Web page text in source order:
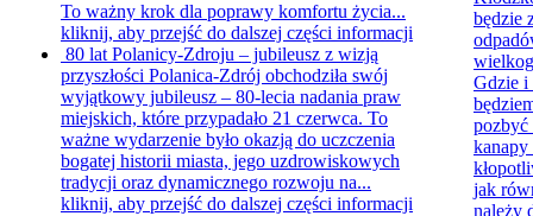
To ważny krok dla poprawy komfortu życia...
kliknij, aby przejść do dalszej części informacji
80 lat Polanicy-Zdroju – jubileusz z wizją
przyszłości Polanica-Zdrój obchodziła swój
wyjątkowy jubileusz – 80-lecia nadania praw
miejskich, które przypadało 21 czerwca. To
ważne wydarzenie było okazją do uczczenia
bogatej historii miasta, jego uzdrowiskowych
tradycji oraz dynamicznego rozwoju na...
kliknij, aby przejść do dalszej części informacji
będzie
Gdzie i
pozbyć
kanapy
jak
należy